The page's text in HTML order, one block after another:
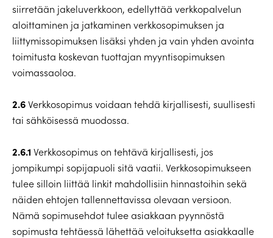
siirretään jakeluverkkoon, edellyttää verkkopalvelun
aloittaminen ja jatkaminen verkkosopimuksen ja
liittymissopimuksen lisäksi yhden ja vain yhden avointa
toimitusta koskevan tuottajan myyntisopimuksen
voimassaoloa.
2.6Verkkosopimus voidaan tehdä kirjallisesti, suullisesti
tai sähköisessä muodossa.
2.6.1 Verkkosopimus on tehtävä kirjallisesti, jos
jompikumpi sopijapuoli sitä vaatii. Verkkosopimukseen
tulee silloin liittää linkit mahdollisiin hinnastoihin sekä
näiden ehtojen tallennettavissa olevaan versioon.
Nämä sopimusehdot tulee asiakkaan pyynnöstä
sopimusta tehtäessä lähettää veloituksetta asiakkaalle